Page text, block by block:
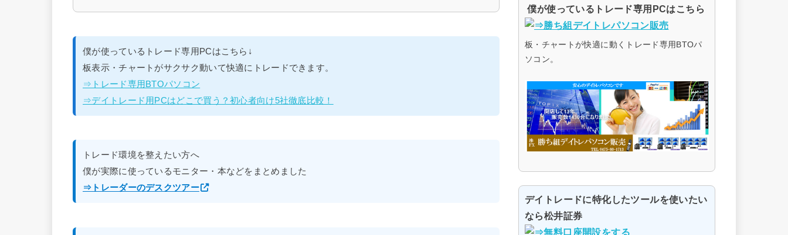
僕が使っているトレード専用PCはこちら↓
板表示・チャートがサクサク動いて快適にトレードできます。
⇒トレード専用BTOパソコン
⇒デイトレード用PCはどこで買う？初心者向け5社徹底比較！
トレード環境を整えたい方へ
僕が実際に使っているモニター・本などをまとめました
⇒トレーダーのデスクツアー
僕が使っているトレード専用PCはこちら
板・チャートが快適に動くトレード専用BTOパ
ソコン。
デイトレードに特化したツールを使いたい
なら松井証券